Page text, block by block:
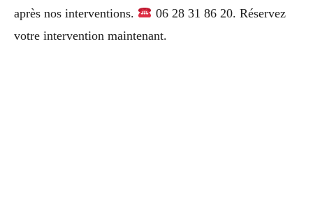
après nos interventions.
06 28 31 86 20. Réservez
votre intervention maintenant.